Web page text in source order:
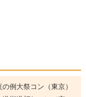
例大祭コン（東京）